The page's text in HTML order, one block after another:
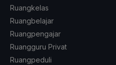
Ruangkelas
Ruangbelajar
Ruangpengajar
Ruangguru Privat
Ruangpeduli